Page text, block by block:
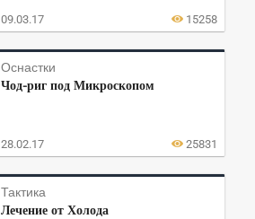
09.03.17 15258
Оснастки
Чод-риг под Микроскопом
28.02.17 25831
Тактика
Лечение от Холода